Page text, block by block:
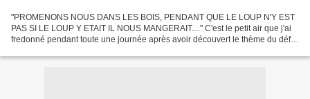
"PROMENONS NOUS DANS LES BOIS, PENDANT QUE LE LOUP N'Y EST
PAS SI LE LOUP Y ETAIT IL NOUS MANGERAIT...." C'est le petit air que j'ai
fredonné pendant toute une journée après avoir découvert le thème du défi